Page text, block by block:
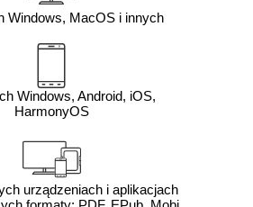
Windows, MacOS i innych
Windows, Android, iOS,
HarmonyOS
urządzeniach i aplikacjach